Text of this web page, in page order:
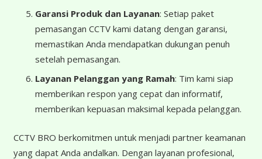
Garansi Produk dan Layanan: Setiap paket
pemasangan CCTV kami datang dengan garansi,
memastikan Anda mendapatkan dukungan penuh
setelah pemasangan.
Layanan Pelanggan yang Ramah: Tim kami siap
memberikan respon yang cepat dan informatif,
memberikan kepuasan maksimal kepada pelanggan.
CCTV BRO berkomitmen untuk menjadi partner keamanan
yang dapat Anda andalkan. Dengan layanan profesional,